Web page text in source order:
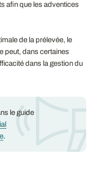
afin que les adventices
de la prélevée, le
peut, dans certaines
dans la gestion du
le guide
.